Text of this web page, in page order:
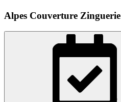
Alpes Couverture Zinguerie